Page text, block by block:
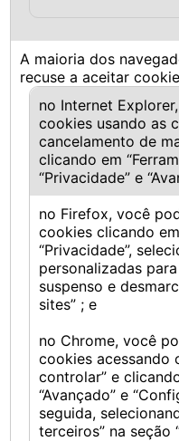
A maioria dos
recuse a aceitar
no Internet
cookies usando as
cancelamento de
clicando em
“Privacidade” e
no Firefox, você
cookies clicando em
“Privacidade”,
personalizadas
suspenso e
sites” ; e
no Chrome, você
cookies acessando
controlar” e
“Avançado” e
seguida,
terceiros” na seção